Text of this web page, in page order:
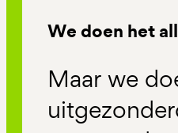
We doen het
Maar we